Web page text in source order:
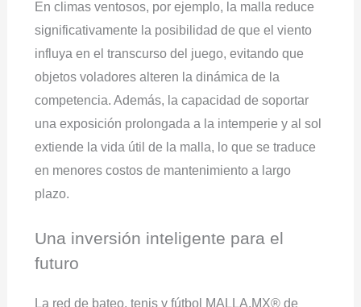
En climas ventosos, por ejemplo, la malla reduce
significativamente la posibilidad de que el viento
influya en el transcurso del juego, evitando que
objetos voladores alteren la dinámica de la
competencia. Además, la capacidad de soportar
una exposición prolongada a la intemperie y al sol
extiende la vida útil de la malla, lo que se traduce
en menores costos de mantenimiento a largo
plazo.
Una inversión inteligente para el
futuro
La red de bateo, tenis y fútbol MALLA.MX® de